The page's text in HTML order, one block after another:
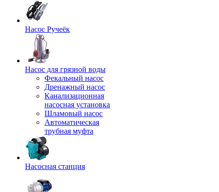
Насос Ручеёк
Насос для грязной воды
Фекальный насос
Дренажный насос
Канализационная
насосная установка
Шламовый насос
Автоматическая
трубная муфта
Насосная станция